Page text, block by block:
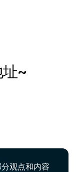
~
观点和内容